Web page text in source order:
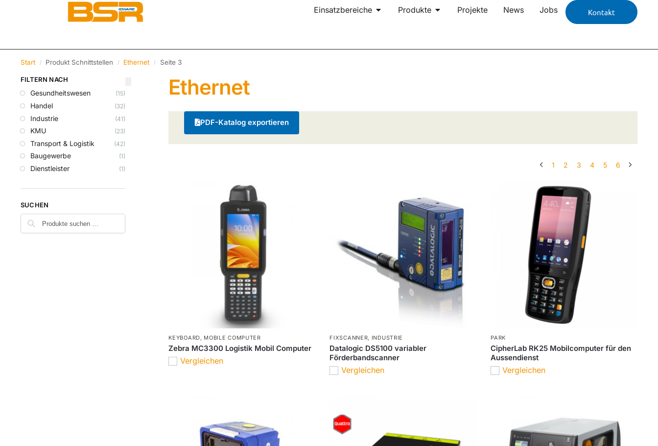
Einsatzbereiche Produkte Projekte News Jobs Kontakt
Start / Produkt Schnittstellen / Ethernet / Seite 3
Ethernet
PDF-Katalog exportieren
1 2 3 4 5 6
KEYBOARD MOBILE COMPUTER
Zebra MC3300 Logistik Mobil Computer
Vergleichen
FIXSCANNER INDUSTRIE
Datalogic DS5100 variabler
Förderbandscanner
Vergleichen
PARK
CipherLab RK25 Mobilcomputer für den
Aussendienst
Vergleichen
FILTERN NACH
Gesundheitswesen (15)
Handel (32)
Industrie (41)
KMU (23)
Transport & Logistik (42)
Baugewerbe (1)
Dienstleister (1)
SUCHEN